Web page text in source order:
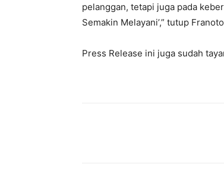
pelanggan, tetapi juga pada
Semakin Melayani’,” tutup
Press Release ini juga sudah